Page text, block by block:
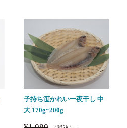
子持ち笹かれい一夜干し 中
大 170g~200g